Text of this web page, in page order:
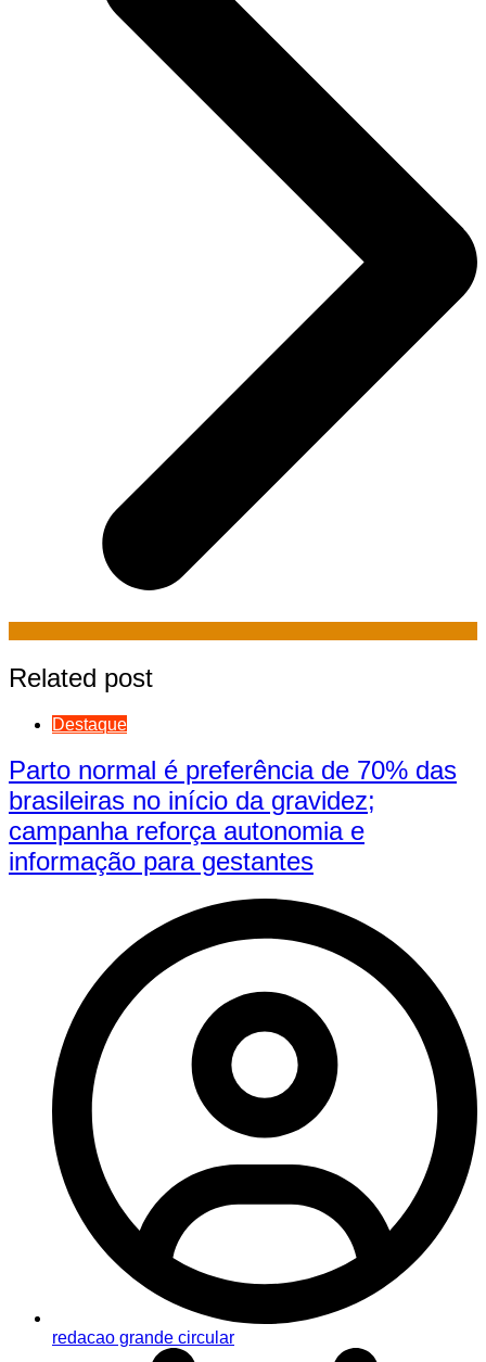
Related post
Destaque
Parto normal é preferência de 70% das
brasileiras no início da gravidez;
campanha reforça autonomia e
informação para gestantes
redacao grande circular